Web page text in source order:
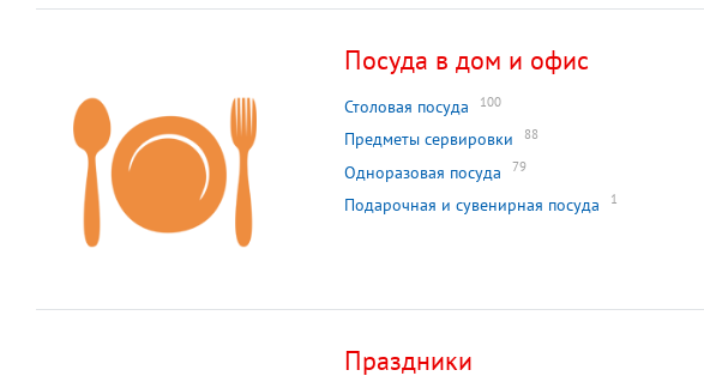
Посуда в дом и офис
Столовая посуда 100
Предметы сервировки 88
Одноразовая посуда 79
Подарочная и сувенирная посуда 1
Праздники